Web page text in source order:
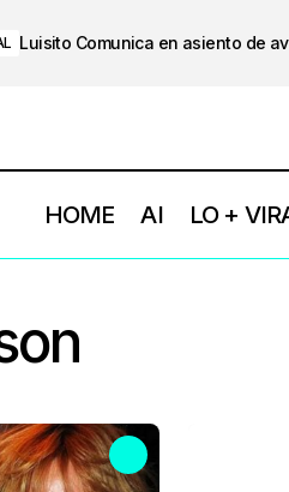
Luisito Comunica en asiento de
HOME AI LO +